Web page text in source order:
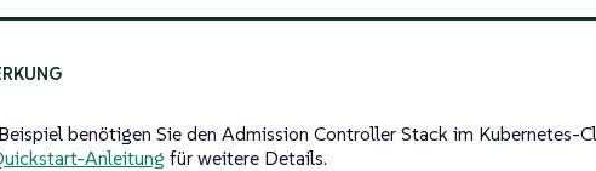
benötigen Sie den Admission Controller Stack im Kubernetes-
Anleitung für weitere Details.